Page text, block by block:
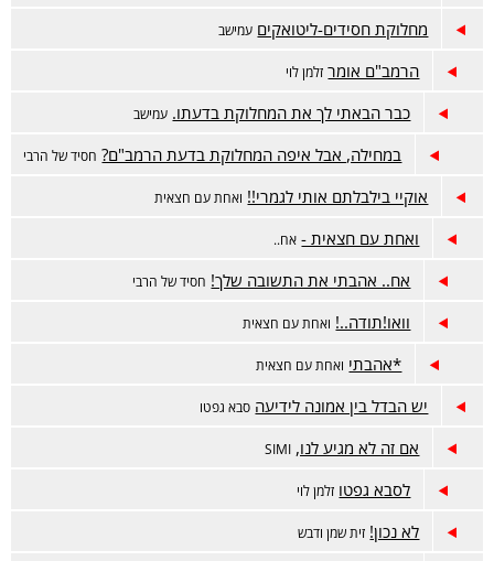
מחלוקת חסידים-ליטואקים עמישב
הרמב"ם אומר זלמן לוי
כבר הבאתי לך את המחלוקת בדעתו. עמישב
במחילה, אבל איפה המחלוקת בדעת הרמב"ם? חסיד של הרבי
אוקיי בילבלתם אותי לגמרי!! ואחת עם חצאית
ואחת עם חצאית - אח..
אח.. אהבתי את התשובה שלך! חסיד של הרבי
וואו!תודה..! ואחת עם חצאית
*אהבתי ואחת עם חצאית
יש הבדל בין אמונה לידיעה סבא גפטו
אם זה לא מגיע לנו, SIMI
לסבא גפטו זלמן לוי
לא נכון! זית שמן ודבש